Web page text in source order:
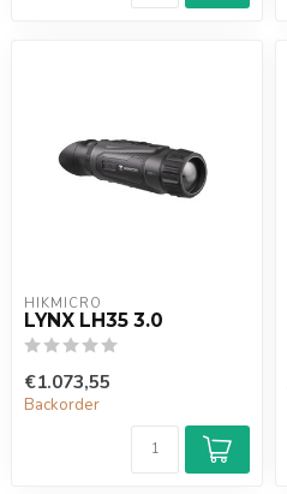
HIKMICRO
LYNX LH35 3.0
€1.073,55
Backorder